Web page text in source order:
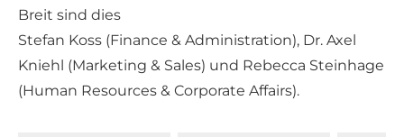
Breit sind dies
Stefan Koss (Finance & Administration), Dr. Axel
Kniehl (Marketing & Sales) und Rebecca Steinhage
(Human Resources & Corporate Affairs).